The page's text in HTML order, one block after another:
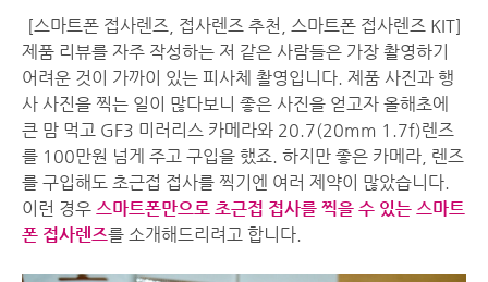
[스마트폰 접사렌즈, 접사렌즈 추천, 스마트폰 접사렌즈 KIT]
제품 리뷰를 자주 작성하는 저 같은 사람들은 가장 촬영하기
어려운 것이 가까이 있는 피사체 촬영입니다. 제품 사진과 행
사 사진을 찍는 일이 많다보니 좋은 사진을 얻고자 올해초에
큰 맘 먹고 GF3 미러리스 카메라와 20.7(20mm 1.7f)렌즈
를 100만원 넘게 주고 구입을 했죠. 하지만 좋은 카메라, 렌즈
를 구입해도 초근접 접사를 찍기엔 여러 제약이 많았습니다.
이런 경우 스마트폰만으로 초근접 접사를 찍을 수 있는 스마트
폰 접사렌즈를 소개해드리려고 합니다.